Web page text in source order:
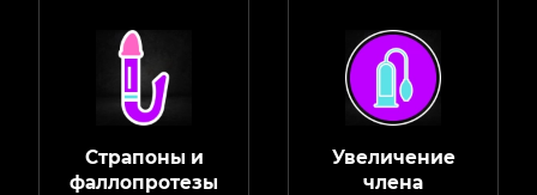
Страпоны и
фаллопротезы
Увеличение
члена